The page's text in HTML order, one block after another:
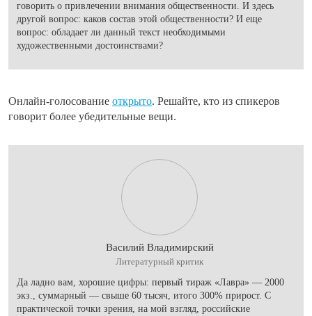
говорить о привлечении внимания общественности. И здесь
другой вопрос: каков состав этой общественности? И еще
вопрос: обладает ли данный текст необходимыми
художественными достоинствами?
Онлайн-голосование открыто. Решайте, кто из спикеров
говорит более убедительные вещи.
Василий Владимирский
Литературный критик
Да ладно вам, хорошие цифры: первый тираж «Лавра» — 2000
экз., суммарный — свыше 60 тысяч, итого 300% прирост. С
практической точки зрения, на мой взгляд, российские